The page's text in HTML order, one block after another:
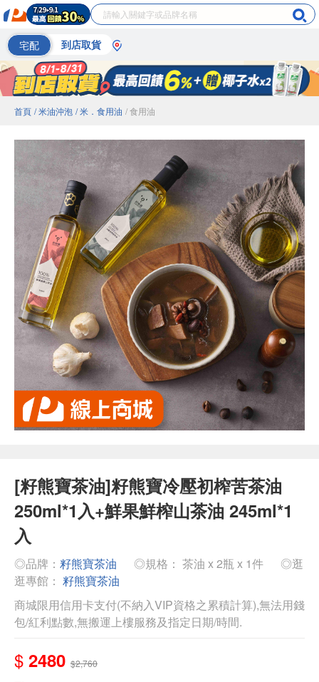
宅配 到店取貨
首頁 / 米油沖泡 / 米．食用油 / 食用油
[籽熊寶茶油]籽熊寶冷壓初榨苦茶油
250ml*1入+鮮果鮮榨山茶油 245ml*1
入
◎品牌： 籽熊寶茶油 ◎規格： 茶油 x 2瓶 x 1件
◎逛
逛專館： 籽熊寶茶油
商城限用信用卡支付(不納入VIP資格之累積計算),無法用錢
包/紅利點數,無搬運上樓服務及指定日期/時間.
$ 2480 $2,760